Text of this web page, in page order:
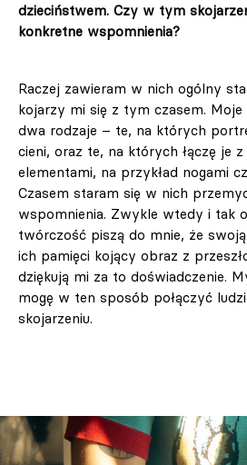
dzieciństwem. Czy w tym
konkretne wspomnienia?
Raczej zawieram w nich ogólny
kojarzy mi się z tym czasem. Moje
dwa rodzaje – te, na których
cieni, oraz te, na których łączę je
elementami, na przykład nogami
Czasem staram się w nich
wspomnienia. Zwykle wtedy i tak
twórczość piszą do mnie, że
ich pamięci kojący obraz z
dziękują mi za to doświadczenie.
mogę w ten sposób połączyć
skojarzeniu.